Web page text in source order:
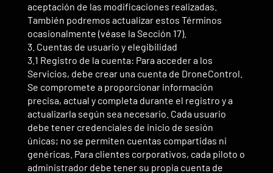
aceptación de las modificaciones realizadas.
También podremos actualizar estos Términos
ocasionalmente (véase la Sección 17).
3. Cuentas de usuario y elegibilidad
3.1 Registro de la cuenta: Para acceder a los
Servicios, debe crear una cuenta de DroneControl.
Se compromete a proporcionar información
precisa, actual y completa durante el registro y a
actualizarla según sea necesario. Cada usuario
debe tener credenciales de inicio de sesión
únicas; no se permiten cuentas compartidas ni
genéricas. Para clientes corporativos, cada piloto o
administrador debe tener su propia cuenta de